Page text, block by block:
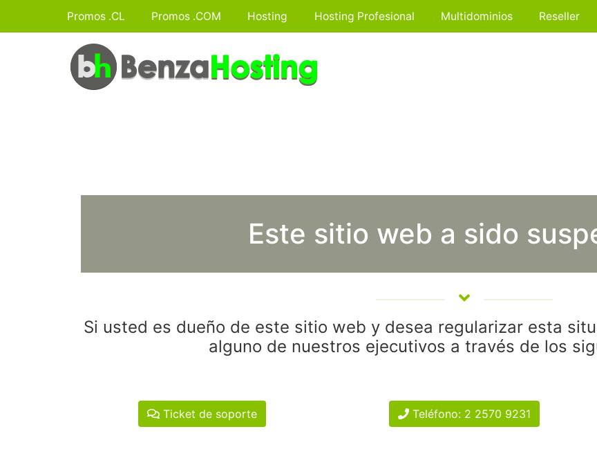
Promos .CL Promos .COM Hosting Hosting Profesional Multidominios Reseller
Este sitio web a sido
Si usted es dueño de este sitio web y desea regularizar esta
alguno de nuestros ejecutivos a través de los
Ticket de soporte Teléfono: 2 2570 9231